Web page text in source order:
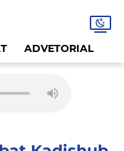
ADVETORIAL